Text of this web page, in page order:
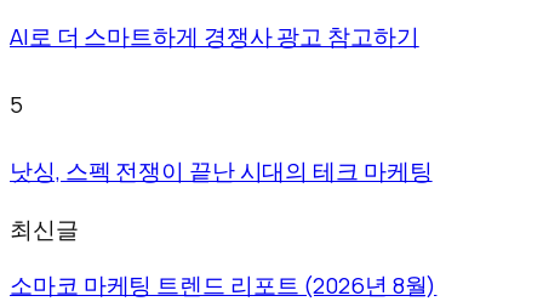
AI로 더 스마트하게 경쟁사 광고 참고하기
5
낫싱, 스펙 전쟁이 끝난 시대의 테크 마케팅
최신글
소마코 마케팅 트렌드 리포트 (2026년 8월)